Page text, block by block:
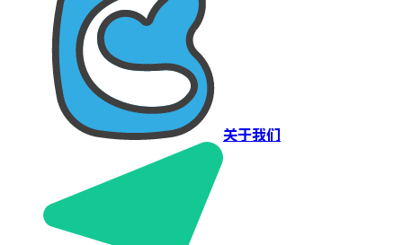
关于我们